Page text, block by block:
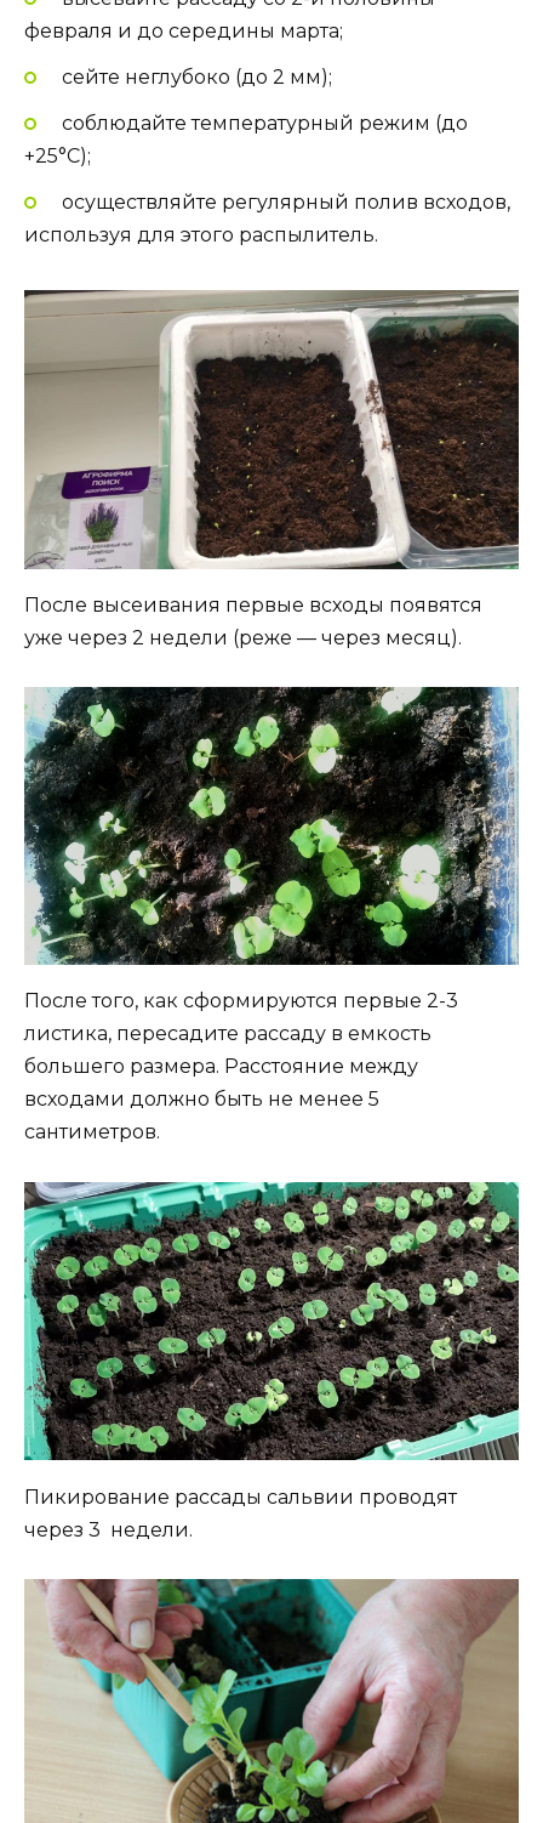
февраля и до середины марта;
сейте неглубоко (до 2 мм);
соблюдайте температурный режим (до
+25°С);
осуществляйте регулярный полив всходов,
используя для этого распылитель.
После высеивания первые всходы появятся
уже через 2 недели (реже — через месяц).
После того, как сформируются первые 2-3
листика, пересадите рассаду в емкость
большего размера. Расстояние между
всходами должно быть не менее 5
сантиметров.
Пикирование рассады сальвии проводят
через 3 недели.